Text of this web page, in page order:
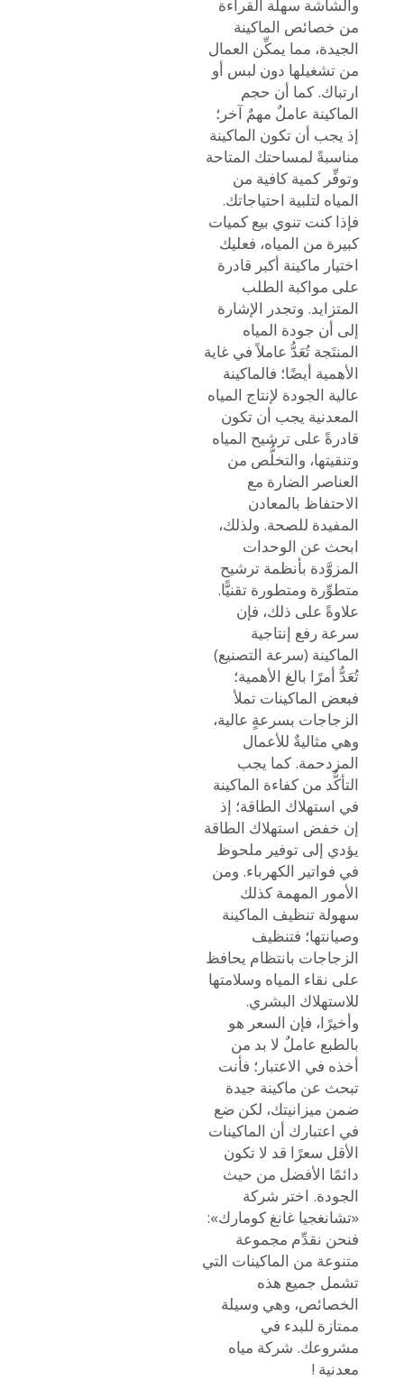
والشاشة سهلة القراءة
من خصائص الماكينة
الجيدة، مما يمكِّن العمال
من تشغيلها دون لبس أو
ارتباك. كما أن حجم
الماكينة عاملٌ مهمٌ آخر؛
إذ يجب أن تكون الماكينة
مناسبةً لمساحتك المتاحة
وتوفِّر كمية كافية من
المياه لتلبية احتياجاتك.
فإذا كنت تنوي بيع كميات
كبيرة من المياه، فعليك
اختيار ماكينة أكبر قادرة
على مواكبة الطلب
المتزايد. وتجدر الإشارة
إلى أن جودة المياه
المنتَجة تُعَدُّ عاملاً في غاية
الأهمية أيضًا؛ فالماكينة
عالية الجودة لإنتاج المياه
المعدنية يجب أن تكون
قادرةً على ترشيح المياه
وتنقيتها، والتخلُّص من
العناصر الضارة مع
الاحتفاظ بالمعادن
المفيدة للصحة. ولذلك،
ابحث عن الوحدات
المزوَّدة بأنظمة ترشيح
متطوِّرة ومتطورة تقنيًّا.
علاوةً على ذلك، فإن
سرعة رفع إنتاجية
الماكينة (سرعة التصنيع)
تُعَدُّ أمرًا بالغ الأهمية؛
فبعض الماكينات تملأ
الزجاجات بسرعةٍ عالية،
وهي مثاليةٌ للأعمال
المزدحمة. كما يجب
التأكُّد من كفاءة الماكينة
في استهلاك الطاقة؛ إذ
إن خفض استهلاك الطاقة
يؤدي إلى توفير ملحوظ
في فواتير الكهرباء. ومن
الأمور المهمة كذلك
سهولة تنظيف الماكينة
وصيانتها؛ فتنظيف
الزجاجات بانتظام يحافظ
على نقاء المياه وسلامتها
للاستهلاك البشري.
وأخيرًا، فإن السعر هو
بالطبع عاملٌ لا بد من
أخذه في الاعتبار؛ فأنت
تبحث عن ماكينة جيدة
ضمن ميزانيتك، لكن ضع
في اعتبارك أن الماكينات
الأقل سعرًا قد لا تكون
دائمًا الأفضل من حيث
الجودة. اختر شركة
«تشانغجيا غانغ كومارك»:
فنحن نقدِّم مجموعة
متنوعة من الماكينات التي
تشمل جميع هذه
الخصائص، وهي وسيلة
ممتازة للبدء في
مشروعك. شركة مياه
معدنية!